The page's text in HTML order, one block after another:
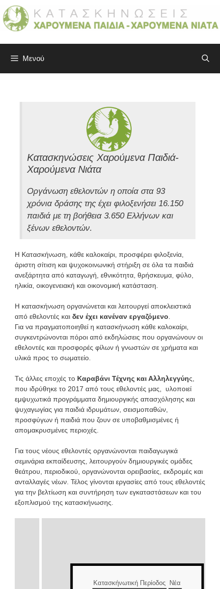
Μετάβαση
σε
περιεχόμενο
Μενού
Κατασκηνώσεις Χαρούμενα Παιδιά-
Χαρούμενα Νιάτα
Οργάνωση εθελοντών η οποία στα 93
χρόνια δράσης της έχει φιλοξενήσει 16.150
παιδιά με τη βοήθεια 3.650 Ελλήνων και
ξένων εθελοντών.
Η Κατασκήνωση, κάθε καλοκαίρι, προσφέρει φιλοξενία,
άριστη σίτιση και ψυχοκοινωνική στήριξη σε όλα τα παιδιά
ανεξάρτητα από καταγωγή, εθνικότητα, θρήσκευμα, φύλο,
ηλικία, οικογενειακή και οικονομική κατάσταση.
Η κατασκήνωση οργανώνεται και λειτουργεί αποκλειστικά
από εθελοντές και δεν έχει κανέναν εργαζόμενο.
Για να πραγματοποιηθεί η κατασκήνωση κάθε καλοκαίρι,
συγκεντρώνονται πόροι από εκδηλώσεις που οργανώνουν οι
εθελοντές και προσφορές φίλων ή γνωστών σε χρήματα και
υλικά προς το σωματείο.
Τις άλλες εποχές το Καραβάνι Τέχνης και Αλληλεγγύης,
που ιδρύθηκε το 2017 από τους εθελοντές μας, υλοποιεί
εμψυχωτικά προγράμματα δημιουργικής απασχόλησης και
ψυχαγωγίας για παιδιά ιδρυμάτων, σεισμοπαθών,
προσφύγων ή παιδιά που ζουν σε υποβαθμισμένες ή
απομακρυσμένες περιοχές.
Για τους νέους εθελοντές οργανώνονται παιδαγωγικά
σεμινάρια εκπαίδευσης, λειτουργούν δημιουργικές ομάδες
θεάτρου, περιοδικού, οργανώνονται ορειβασίες, εκδρομές και
ανταλλαγές νέων. Τέλος γίνονται εργασίες από τους εθελοντές
για την βελτίωση και συντήρηση των εγκαταστάσεων και του
εξοπλισμού της κατασκήνωσης.
Κατασκήνωτική Περίοδος Νέα